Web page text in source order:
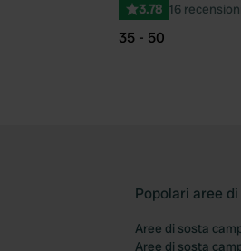
3.78 16 recensioni
35 - 50
Popolari aree
Aree di sosta
Aree di sosta